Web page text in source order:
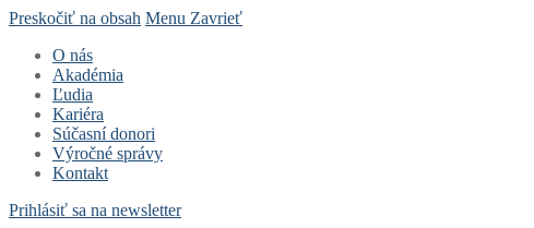
Preskočiť na obsah Menu Zavrieť
O nás
Akadémia
Ľudia
Kariéra
Súčasní donori
Výročné správy
Kontakt
Prihlásiť sa na newsletter